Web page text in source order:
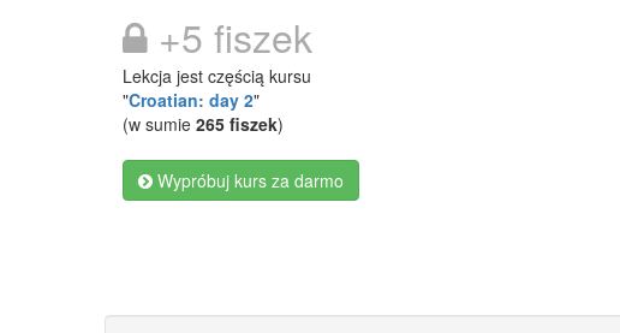
+5 fiszek
Lekcja jest częścią kursu
"Croatian: day 2"
(w sumie 265 fiszek)
Wypróbuj kurs za darmo